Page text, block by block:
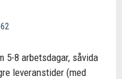
5-8 arbetsdagar, såvida
leveranstider (med